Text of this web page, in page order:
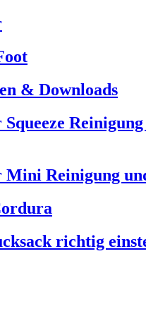
& Downloads
Squeeze
Mini Reinigung
richtig